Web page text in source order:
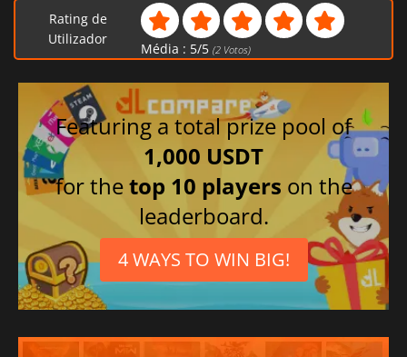
Rating de
Utilizador
Média : 5/5 (2Votos)
Featuring a total prize pool of
1,000 USDT
for thetop 10 players on the
leaderboard.
4 WAYS TO WIN BIG!